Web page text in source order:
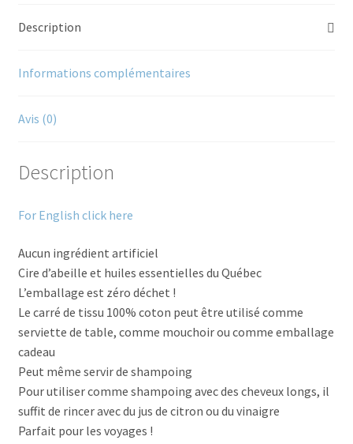
Description
Informations complémentaires
Avis (0)
Description
For English click here
Aucun ingrédient artificiel
Cire d’abeille et huiles essentielles du Québec
L’emballage est zéro déchet !
Le carré de tissu 100% coton peut être utilisé comme
serviette de table, comme mouchoir ou comme emballage
cadeau
Peut même servir de shampoing
Pour utiliser comme shampoing avec des cheveux longs, il
suffit de rincer avec du jus de citron ou du vinaigre
Parfait pour les voyages !